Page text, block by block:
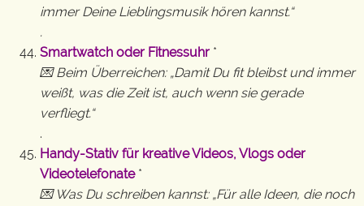
immer Deine Lieblingsmusik hören kannst.“
.
Smartwatch oder Fitnessuhr *
💌 Beim Überreichen: „Damit Du fit bleibst und immer
weißt, was die Zeit ist, auch wenn sie gerade
verfliegt.“
.
Handy-Stativ für kreative Videos, Vlogs oder
Videotelefonate*
💌 Was Du schreiben kannst: „Für alle Ideen, die noch